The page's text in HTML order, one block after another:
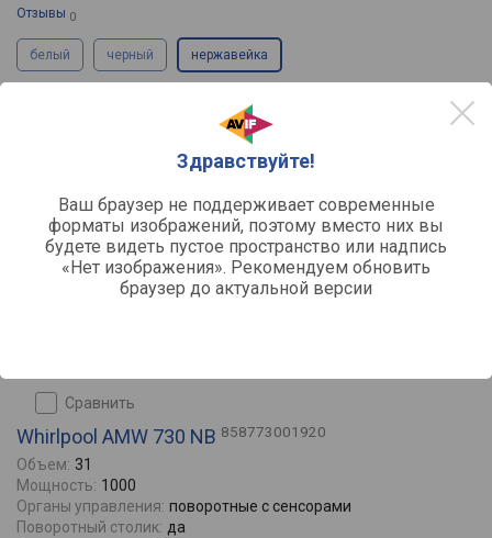
Здравствуйте!
Ваш браузер не поддерживает современные
форматы изображений, поэтому вместо них вы
будете видеть пустое пространство или надпись
«Нет изображения». Рекомендуем обновить
браузер до актуальной версии
Отзывы 0
белый черный нержавейка
сравнить
Whirlpool AMW 730 NB 858773001920
Объем: 31
Мощность: 1000
Органы управления: поворотные с сенсорами
Поворотный столик: да